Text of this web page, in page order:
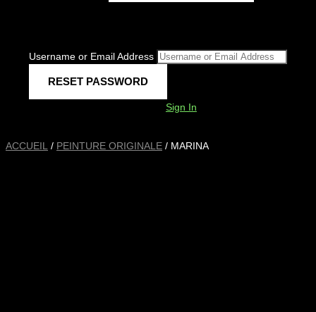
Username or Email Address
Sign In
ACCUEIL / PEINTURE ORIGINALE / MARINA